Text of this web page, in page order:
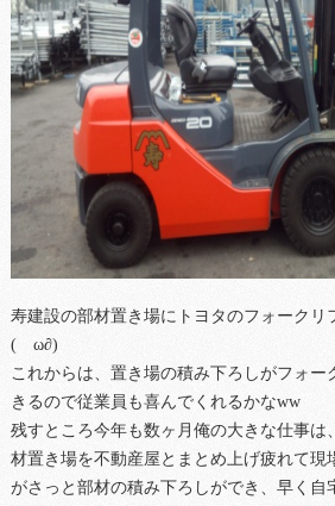
寿建設の部材置き場にトヨタのフォークリ
(ゝω∂)
これからは、置き場の積み下ろしがフォー
きるので従業員も喜んでくれるかなww
残すところ今年も数ヶ月俺の大きな仕事は
材置き場を不動産屋とまとめ上げ疲れて現
がさっと部材の積み下ろしができ、早く自